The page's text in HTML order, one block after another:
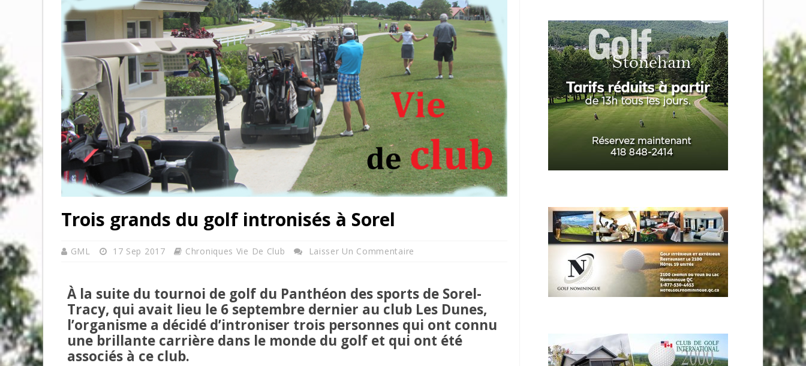
Trois grands du golf intronisés à Sorel
GML 17 Sep 2017 Chroniques Vie De Club Laisser Un Commentaire
À la suite du tournoi de golf du Panthéon des sports de Sorel-
Tracy, qui avait lieu le 6 septembre dernier au club Les Dunes,
l’organisme a décidé d’introniser trois personnes qui ont connu
une brillante carrière dans le monde du golf et qui ont été
associés à ce club.